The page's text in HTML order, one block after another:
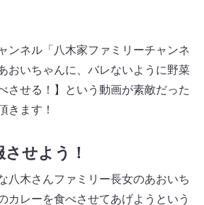
ンネル「八木家ファミリーチャンネ
おいちゃんに、バレないように野菜
させる！】という動画が素敵だった
きます！
せよう！
八木さんファミリー長女のあおいち
カレーを食べさせてあげようという